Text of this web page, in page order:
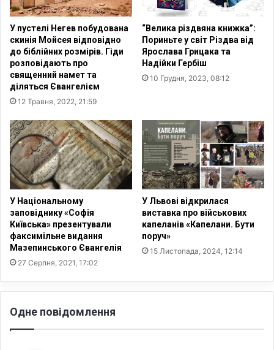
в
і
д
н
о
г
о
т
н
е
л
ю
Є
з
е
к
ї
п
"
З
а
х
и
с
с
і
м
'
ї
в
і
д
і
д
е
о
о
і
ї
У пустелі Негев побудована
скинія Мойсея відповідно
до біблійних розмірів. Гіди
розповідають про
священний намет та
діляться Євангелієм
12 Травня, 2022, 21:59
“Велика різдвяна книжка”:
Пориньте у світ Різдва від
Ярослава Грицака та
Надійки Гербіш
10 Грудня, 2023, 08:12
У Національному
заповіднику «Софія
Київська» презентували
факсимільне видання
Мазепинського Євангелія
27 Серпня, 2021, 17:02
У Львові відкрилася
виставка про військових
капеланів «Капелани. Бути
поруч»
15 Листопада, 2024, 12:14
Одне повідомлення